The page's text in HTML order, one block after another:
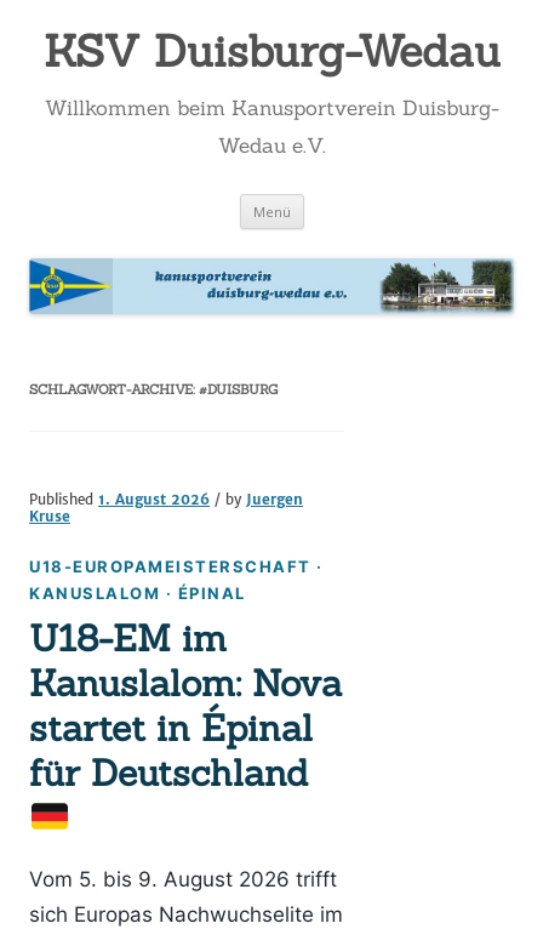
KSV Duisburg-Wedau
Willkommen beim Kanusportverein Duisburg-
Wedau e.V.
Menü Zum
springen
SCHLAGWORT-ARCHIVE: #DUISBURG
Published 1. August 2026 / by Juergen
Kruse
U18-EUROPAMEISTERSCHAFT ·
KANUSLALOM · ÉPINAL
U18-EM im
Kanuslalom: Nova
startet in Épinal
für Deutschland
Vom 5. bis 9. August 2026 trifft
sich Europas Nachwuchselite im